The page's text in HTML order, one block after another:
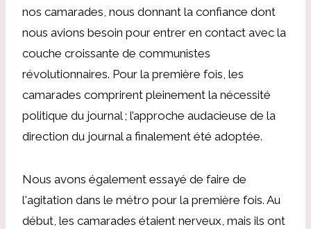
nos camarades, nous donnant la confiance dont
nous avions besoin pour entrer en contact avec la
couche croissante de communistes
révolutionnaires. Pour la première fois, les
camarades comprirent pleinement la nécessité
politique du journal ; l’approche audacieuse de la
direction du journal a finalement été adoptée.
Nous avons également essayé de faire de
l'agitation dans le métro pour la première fois. Au
début, les camarades étaient nerveux, mais ils ont